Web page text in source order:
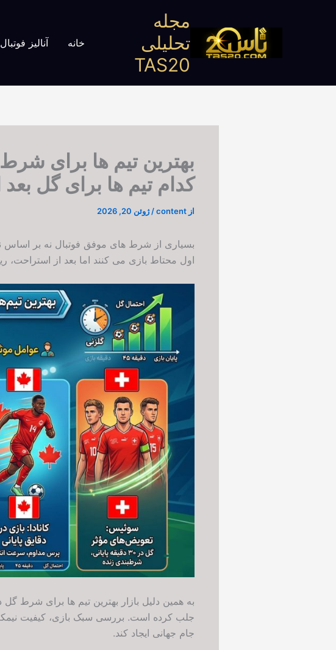
مجله
تحلیلی
TAS20
خانه آنالیز
کدام تیم ها برای گل بعد از دقیقه
از content
/ژوئن 20, 2026
بسیاری از شرط های موفق فوتبال نه بر اساس
اول محتاط بازی می کنند اما بعد از
جلب کرده است. بررسی سبک بازی، کیفیت
جام جهانی ایجاد کند.